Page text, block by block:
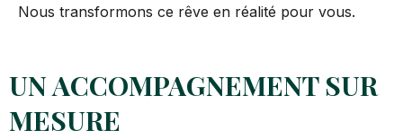
Nous transformons ce rêve en réalité pour vous.
UN ACCOMPAGNEMENT SUR
MESURE